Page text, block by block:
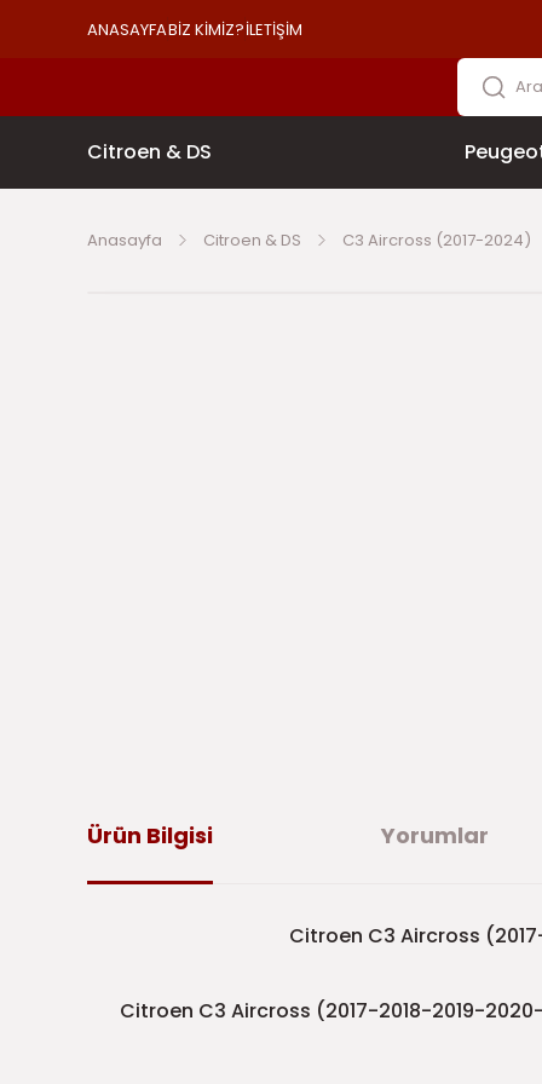
ANASAYFABİZ KİMİZ?İLETİŞİM
Citroen & DS
Anasayfa Citroen & DS C3 Aircross (2017-2024)
Ürün Bilgisi Yorumlar
Citroen C3 Aircross
Citroen C3 Aircross (2017-2018-2019-